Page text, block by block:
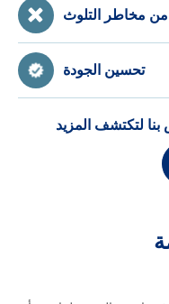
من مخاطر التلوث
تحسين الجودة
لتكتشف المزيد